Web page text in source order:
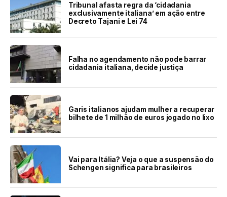
Tribunal afasta regra da ‘cidadania
exclusivamente italiana’ em ação entre
Decreto Tajani e Lei 74
Falha no agendamento não pode barrar
cidadania italiana, decide justiça
Garis italianos ajudam mulher a recuperar
bilhete de 1 milhão de euros jogado no lixo
Vai para Itália? Veja o que a suspensão do
Schengen significa para brasileiros